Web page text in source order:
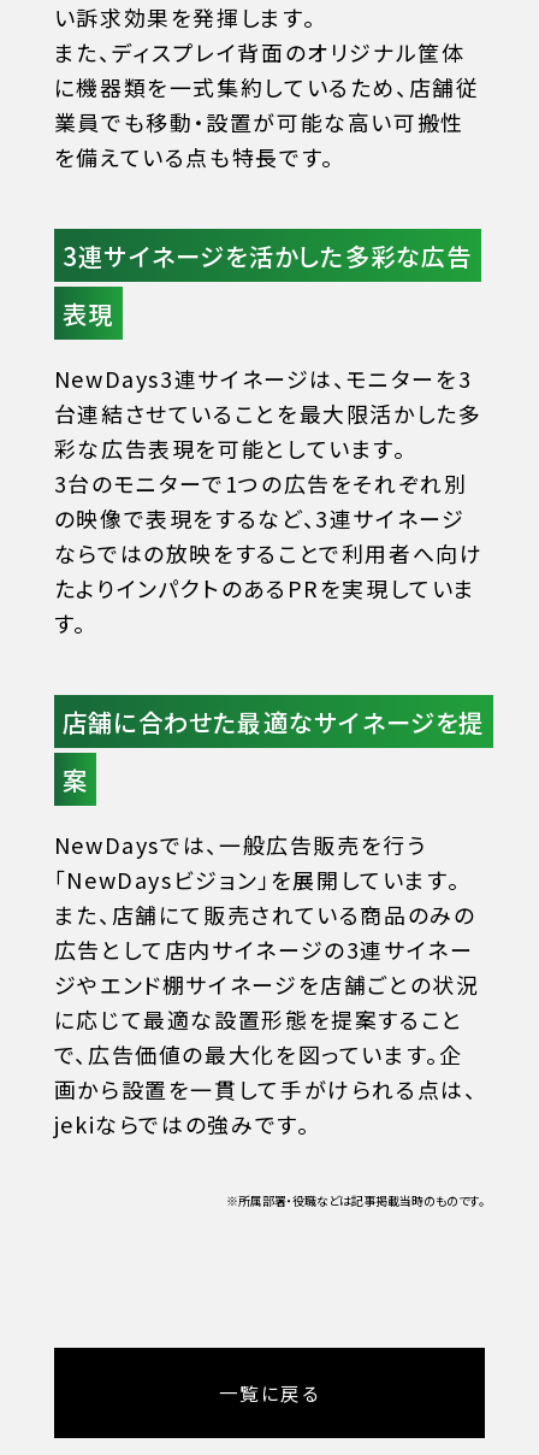
い訴求効果を発揮します。
また、ディスプレイ背面のオリジナル筐体
に機器類を一式集約しているため、店舗従
業員でも移動・設置が可能な高い可搬性
を備えている点も特長です。
3連サイネージを活かした多彩な広告
表現
NewDays3連サイネージは、モニターを3
台連結させていることを最大限活かした多
彩な広告表現を可能としています。
3台のモニターで1つの広告をそれぞれ別
の映像で表現をするなど、3連サイネージ
ならではの放映をすることで利用者へ向け
たよりインパクトのあるPRを実現していま
す。
店舗に合わせた最適なサイネージを提
案
NewDaysでは、一般広告販売を行う
「NewDaysビジョン」を展開しています。
また、店舗にて販売されている商品のみの
広告として店内サイネージの3連サイネー
ジやエンド棚サイネージを店舗ごとの状況
に応じて最適な設置形態を提案すること
で、広告価値の最大化を図っています。企
画から設置を一貫して手がけられる点は、
jekiならではの強みです。
※所属部署・役職などは記事掲載当時のものです。
一覧に戻る